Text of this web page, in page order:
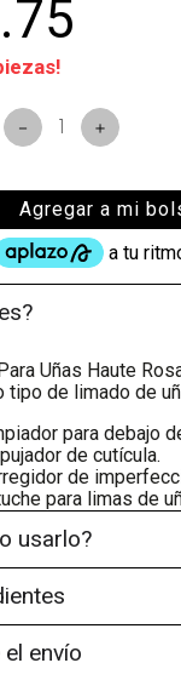
.75
＋
－
Agregar a mi
Uñas Haute
tipo de limado de
para debajo
de cutícula.
de
para limas de
usarlo?
envío